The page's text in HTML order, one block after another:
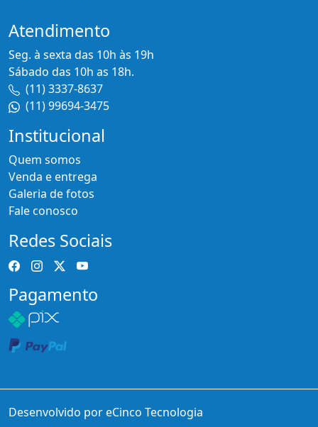
Atendimento
Seg. à sexta das 10h às 19h
Sábado das 10h as 18h.
(11) 3337-8637
(11) 99694-3475
Institucional
Quem somos
Venda e entrega
Galeria de fotos
Fale conosco
Redes Sociais
Pagamento
Desenvolvido por eCinco Tecnologia